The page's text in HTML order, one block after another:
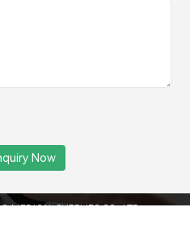
SUPPLIES CO., LTD